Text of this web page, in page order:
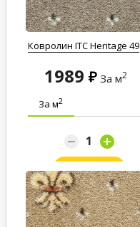
Ковролин ITC Heritage 49
1989 За м2
За м2